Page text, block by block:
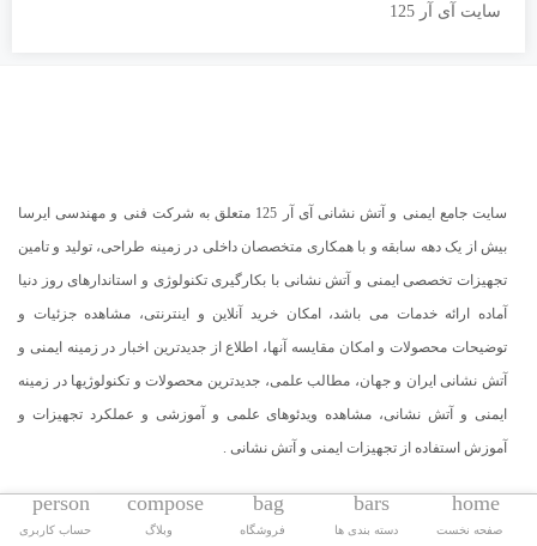
home
صفحه نخست
bars
دسته بندی ها
bag
فروشگاه
compose
وبلاگ
person
حساب کاربری
سایت آی آر 125
سایت جامع ایمنی و آتش نشانی آی آر 125 متعلق به شرکت فنی و مهندسی ایرسا
بیش از یک دهه سابقه و با همکاری متخصصان داخلی در زمینه طراحی، تولید و تامین
تجهیزات تخصصی ایمنی و آتش نشانی با بکارگیری تکنولوژی و استاندارهای روز دنیا
آماده ارائه خدمات می باشد، امکان خرید آنلاین و اینترنتی، مشاهده جزئیات و
توضیحات محصولات و امکان مقایسه آنها، اطلاع از جدیدترین اخبار در زمینه ایمنی و
آتش نشانی ایران و جهان، مطالب علمی، جدیدترین محصولات و تکنولوژیها در زمینه
ایمنی و آتش نشانی، مشاهده ویدئوهای علمی و آموزشی و عملکرد تجهیزات و
آموزش استفاده از تجهیزات ایمنی و آتش نشانی .